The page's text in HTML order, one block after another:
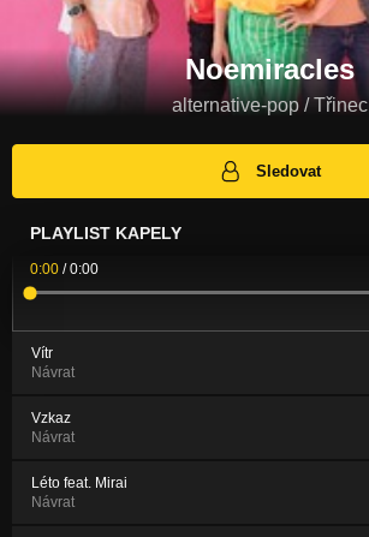
Noemiracles
alternative-pop / Třinec
Sledovat
PLAYLIST KAPELY
0:00 /0:00
Vítr
Návrat
Vzkaz
Návrat
Léto feat. Mirai
Návrat